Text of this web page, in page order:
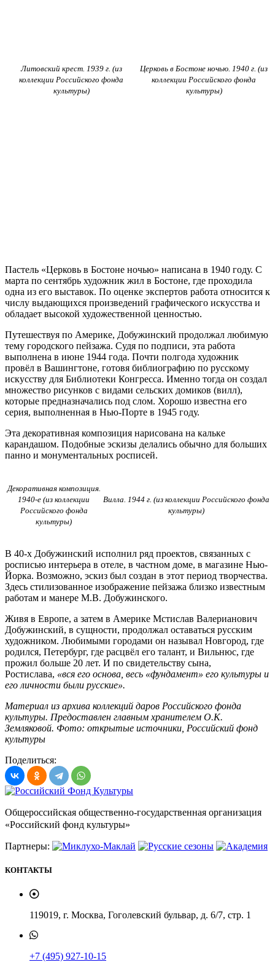
Литовский крест. 1939 г. (из
коллекции Российского фонда
культуры)
Церковь в Бостоне ночью. 1940 г. (из
коллекции Российского фонда
культуры)
Пастель «Церковь в Бостоне ночью» написана в 1940 году. С
марта по сентябрь художник жил в Бостоне, где проходила
одна из его выставок. По оценке экспертов работа относится к
числу выдающихся произведений графического искусства и
обладает высокой художественной ценностью.
Путешествуя по Америке, Добужинский продолжал любимую
тему городского пейзажа. Судя по подписи, эта работа
выполнена в июне 1944 года. Почти полгода художник
провёл в Вашингтоне, готовя библиографию по русскому
искусству для Библиотеки Конгресса. Именно тогда он создал
множество рисунков с видами сельских домиков (вилл),
которые предназначались под слом. Хорошо известна его
серия, выполненная в Нью-Порте в 1945 году.
Эта декоративная композиция нарисована на кальке
карандашом. Подобные эскизы делались обычно для больших
панно и монументальных росписей.
Декоративная композиция.
1940-е (из коллекции
Российского фонда
культуры)
Вилла. 1944 г. (из коллекции Российского фонда
культуры)
В 40-х Добужинский исполнил ряд проектов, связанных с
росписью интерьера в отеле, в частном доме, в магазине Нью-
Йорка. Возможно, эскиз был создан в этот период творчества.
Здесь стилизованное изображение пейзажа близко известным
работам и манере М.В. Добужинского.
Живя в Европе, а затем в Америке Мстислав Валерианович
Добужинский, в сущности, продолжал оставаться русским
художником. Любимыми городами он называл Новгород, где
родился, Петербург, где расцвёл его талант, и Вильнюс, где
прожил больше 20 лет. И по свидетельству сына,
Ростислава, «вся его основа, весь «фундамент» его культуры и
его личности были русские».
Материал из архива коллекций даров Российского фонда
культуры. Предоставлен главным хранителем О.К.
Земляковой. Фото: открытые источники, Российский фонд
культуры
Поделиться:
Общероссийская общественно-государственная организация
«Российский фонд культуры»
Партнеры:
КОНТАКТЫ
119019, г. Москва, Гоголевский бульвар, д. 6/7, стр. 1
+7 (495) 927-10-15